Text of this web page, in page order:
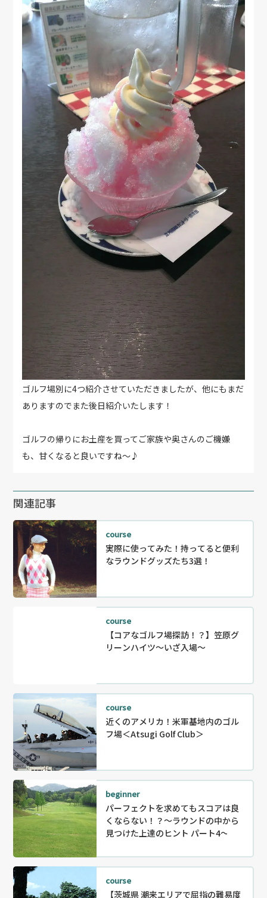
ゴルフ場別に4つ紹介させていただきましたが、他にもまだ
ありますのでまた後日紹介いたします！
ゴルフの帰りにお土産を買ってご家族や奥さんのご機嫌
も、甘くなると良いですね～♪
関連記事
course
実際に使ってみた！持ってると便利
なラウンドグッズたち3選！
course
【コアなゴルフ場探訪！？】笠原グ
リーンハイツ～いざ入場～
course
近くのアメリカ！米軍基地内のゴル
フ場＜Atsugi Golf Club＞
beginner
パーフェクトを求めてもスコアは良
くならない！？～ラウンドの中から
見つけた上達のヒント パート4～
course
【茨城県 潮来エリアで屈指の難易度